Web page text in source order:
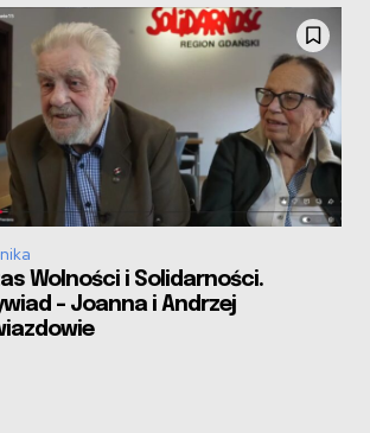
Wolności i Solidarności.
– Joanna i Andrzej